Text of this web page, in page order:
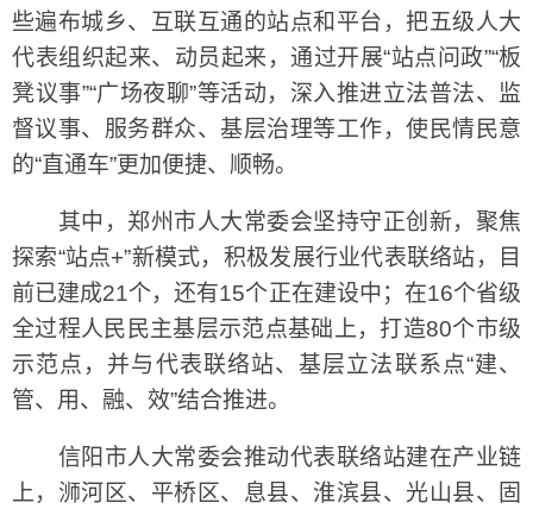
些遍布城乡、互联互通的站点和平台，把五级人大
代表组织起来、动员起来，通过开展“站点问政”“板
凳议事”“广场夜聊”等活动，深入推进立法普法、监
督议事、服务群众、基层治理等工作，使民情民意
的“直通车”更加便捷、顺畅。
其中，郑州市人大常委会坚持守正创新，聚焦
探索“站点+”新模式，积极发展行业代表联络站，目
前已建成21个，还有15个正在建设中；在16个省级
全过程人民民主基层示范点基础上，打造80个市级
示范点，并与代表联络站、基层立法联系点“建、
管、用、融、效”结合推进。
信阳市人大常委会推动代表联络站建在产业链
上，浉河区、平桥区、息县、淮滨县、光山县、固